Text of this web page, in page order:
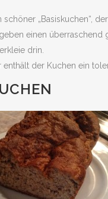
schöner „Basiskuchen“,
einen
drin.
enthält der Kuchen ein